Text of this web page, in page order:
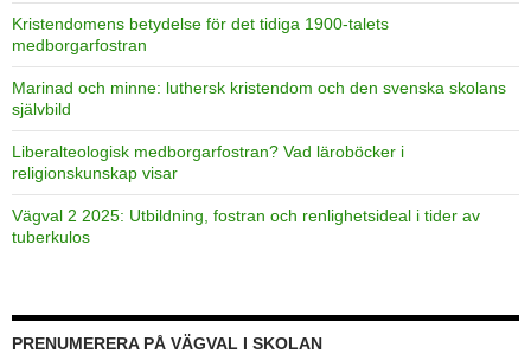
Kristendomens betydelse för det tidiga 1900-talets
medborgarfostran
Marinad och minne: luthersk kristendom och den svenska skolans
självbild
Liberalteologisk medborgarfostran? Vad läroböcker i
religionskunskap visar
Vägval 2 2025: Utbildning, fostran och renlighetsideal i tider av
tuberkulos
PRENUMERERA PÅ VÄGVAL I SKOLAN